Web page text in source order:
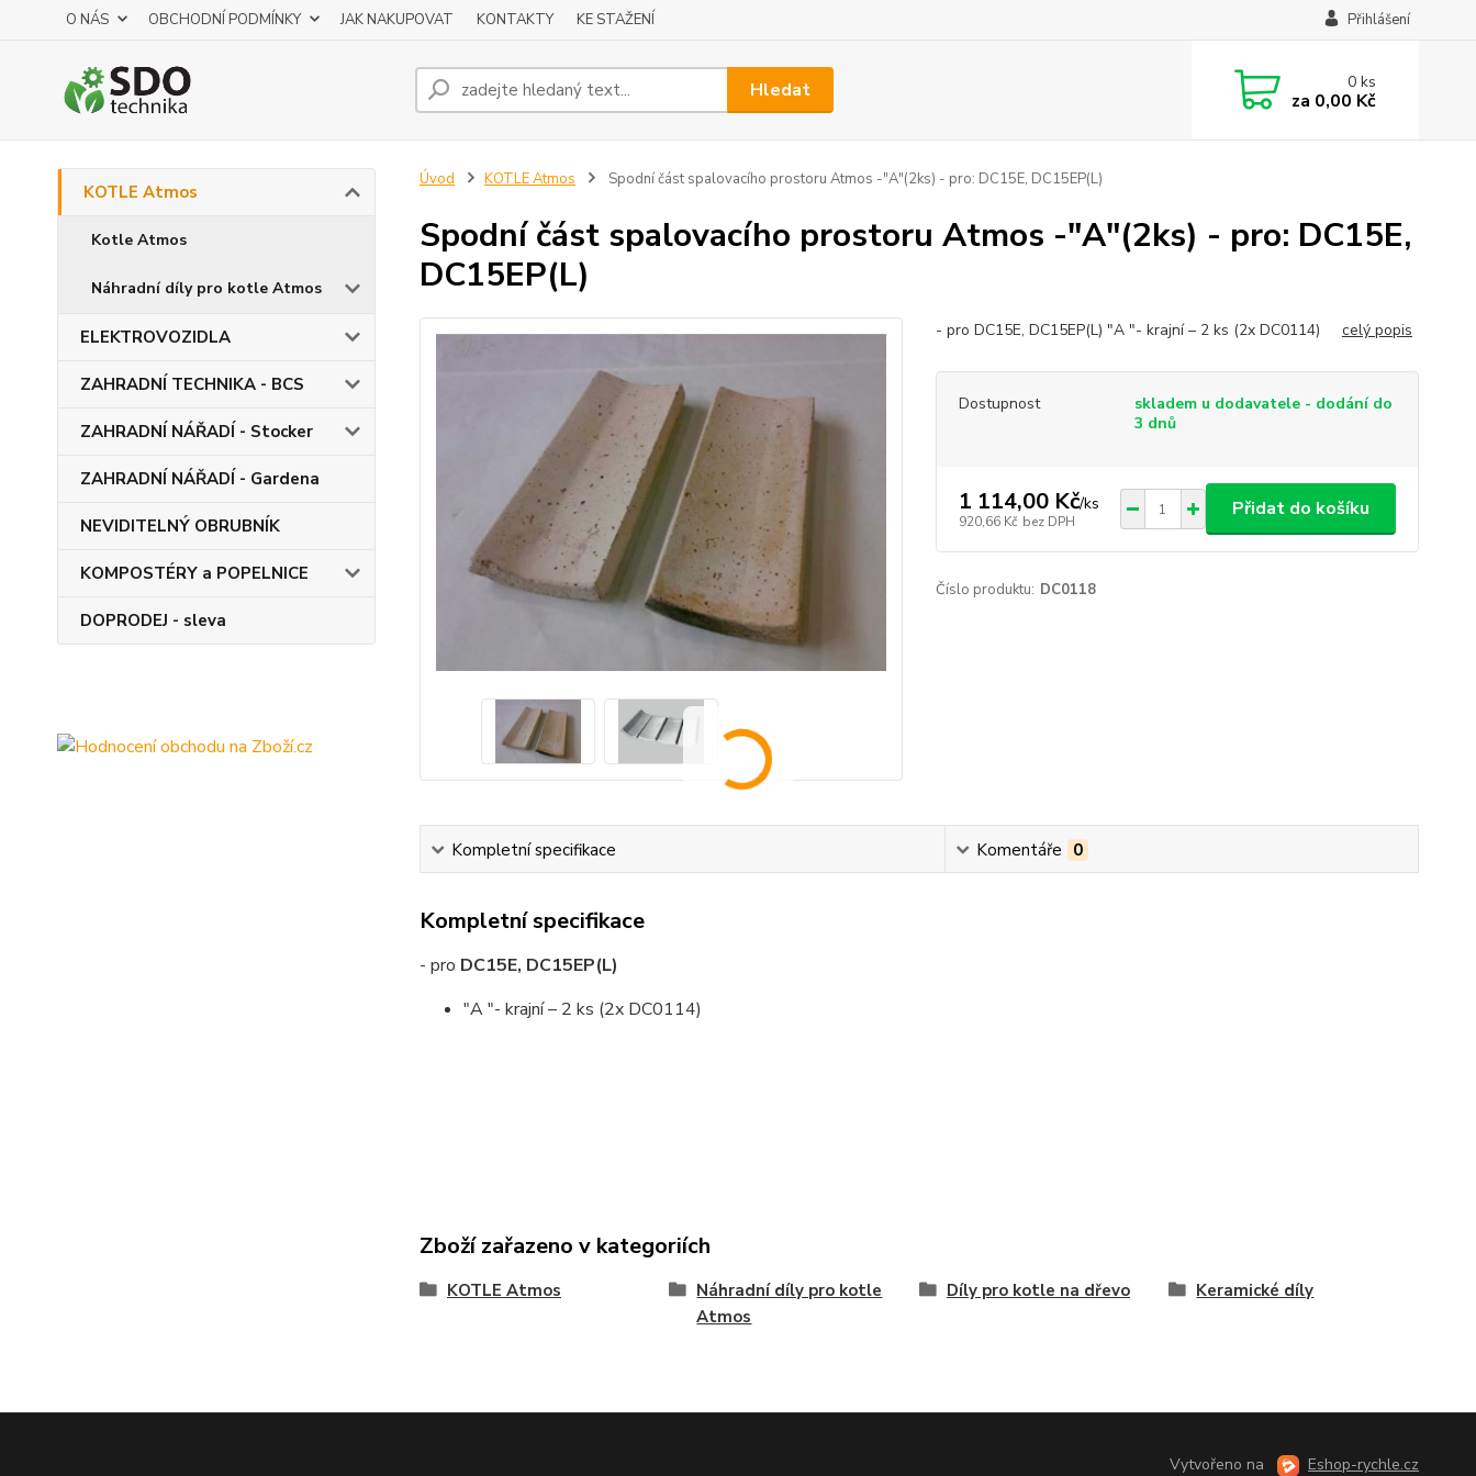
O NÁS OBCHODNÍ PODMÍNKY JAK NAKUPOVAT KONTAKTY KE STAŽENÍ Přihlášení
Hledat 0ks
za 0,00 Kč
KOTLE Atmos
Kotle Atmos
Náhradní díly pro kotle Atmos
ELEKTROVOZIDLA
ZAHRADNÍ TECHNIKA - BCS
ZAHRADNÍ NÁŘADÍ - Stocker
ZAHRADNÍ NÁŘADÍ - Gardena
NEVIDITELNÝ OBRUBNÍK
KOMPOSTÉRY a POPELNICE
DOPRODEJ - sleva
Úvod KOTLE Atmos Spodní část spalovacího prostoru Atmos -"A"(2ks) - pro: DC15E, DC15EP(L)
Spodní část spalovacího prostoru Atmos -"A"(2ks) - pro: DC15E,
DC15EP(L)
- pro DC15E, DC15EP(L) "A "- krajní – 2 ks (2x DC0114) celý popis
Dostupnost
skladem u dodavatele - dodání do
3 dnů
1 114,00 Kč/ks
920,66 Kč bez DPH
Přidat do košíku
Číslo produktu: DC0118
Kompletní specifikace Komentáře 0
Kompletní specifikace
- pro DC15E, DC15EP(L)
"A "- krajní – 2 ks (2x DC0114)
Zboží zařazeno v kategoriích
KOTLE Atmos
Náhradní díly pro kotle
Atmos
Díly pro kotle na dřevo Keramické díly
Vytvořeno na Eshop-rychle.cz